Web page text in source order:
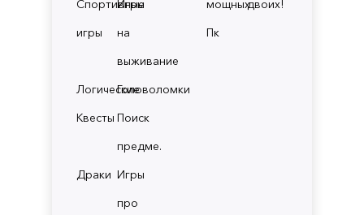
Спортивные
игры
Игры
на
выживание
ЛогическиеГоловоломки
Квесты Поиск
предме.
Драки Игры
про
мощных
Пк
двоих!